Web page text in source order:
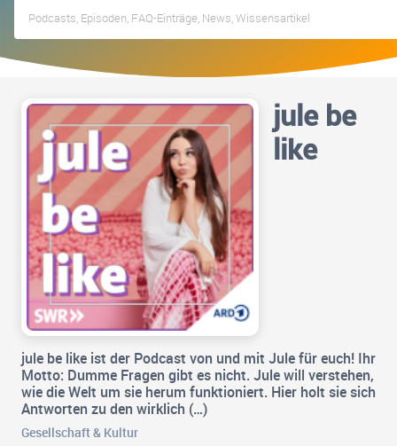
jule be
like
jule be like ist der Podcast von und mit Jule für euch! Ihr
Motto: Dumme Fragen gibt es nicht. Jule will verstehen,
wie die Welt um sie herum funktioniert. Hier holt sie sich
Antworten zu den wirklich (…)
Gesellschaft & Kultur